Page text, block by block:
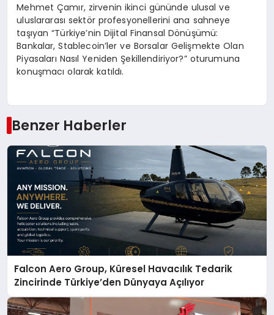
Mehmet Çamır, zirvenin ikinci gününde ulusal ve
uluslararası sektör profesyonellerini ana sahneye
taşıyan “Türkiye’nin Dijital Finansal Dönüşümü:
Bankalar, Stablecoin’ler ve Borsalar Gelişmekte Olan
Piyasaları Nasıl Yeniden Şekillendiriyor?” oturumuna
konuşmacı olarak katıldı.
Benzer Haberler
Falcon Aero Group, Küresel Havacılık Tedarik
Zincirinde Türkiye’den Dünyaya Açılıyor